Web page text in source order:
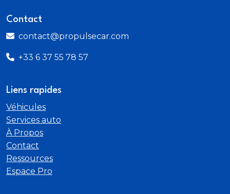
Contact
contact@propulsecar.com
+33 6 37 55 78 57
Liens rapides
Véhicules
Services auto
À Propos
Contact
Ressources
Espace Pro